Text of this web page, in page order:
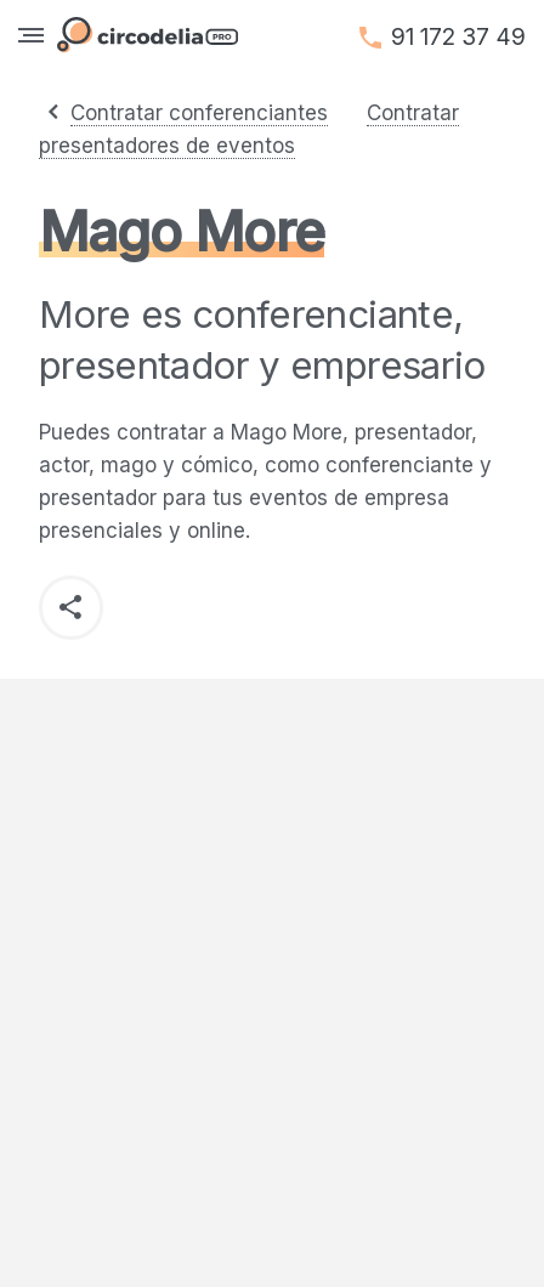
91 172 37 49
Contratar conferenciantes
Contratar
presentadores de eventos
Mago More
More es conferenciante,
presentador y empresario
Puedes contratar a Mago More, presentador,
actor, mago y cómico, como conferenciante y
presentador para tus eventos de empresa
presenciales y online.